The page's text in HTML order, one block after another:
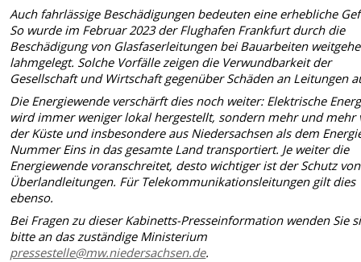
Auch fahrlässige Beschädigungen bedeuten eine erhebliche
So wurde im Februar 2023 der Flughafen Frankfurt durch die
Beschädigung von Glasfaserleitungen bei Bauarbeiten
lahmgelegt. Solche Vorfälle zeigen die Verwundbarkeit der
Gesellschaft und Wirtschaft gegenüber Schäden an Leitungen
Die Energiewende verschärft dies noch weiter: Elektrische
wird immer weniger lokal hergestellt, sondern mehr und mehr
der Küste und insbesondere aus Niedersachsen als dem
Nummer Eins in das gesamte Land transportiert. Je weiter die
Energiewende voranschreitet, desto wichtiger ist der Schutz von
Überlandleitungen. Für Telekommunikationsleitungen gilt dies
ebenso.
Bei Fragen zu dieser Kabinetts-Presseinformation wenden Sie
bitte an das zuständige Ministerium
pressestelle@mw.niedersachsen.de.